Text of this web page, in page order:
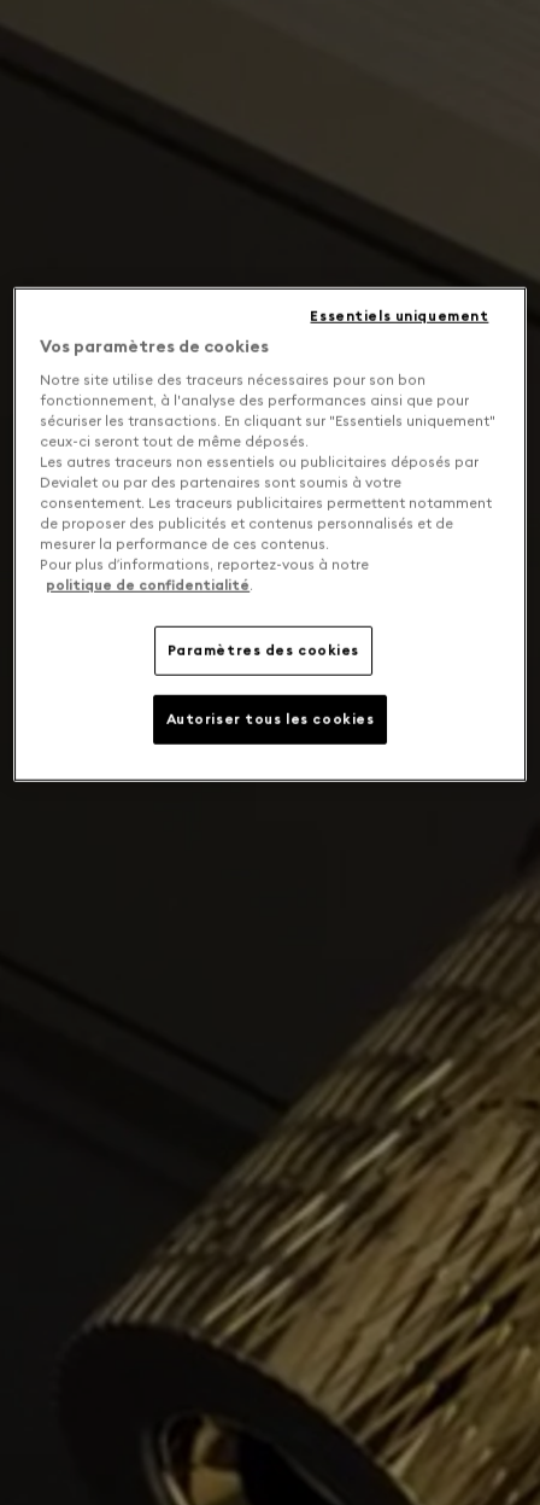
Vos paramètres de cookies
Notre site utilise des traceurs nécessaires pour son bon
fonctionnement, à l'analyse des performances ainsi que pour
sécuriser les transactions. En cliquant sur "Essentiels uniquement"
ceux-ci seront tout de même déposés.
Les autres traceurs non essentiels ou publicitaires déposés par
Devialet ou par des partenaires sont soumis à votre
consentement. Les traceurs publicitaires permettent notamment
de proposer des publicités et contenus personnalisés et de
mesurer la performance de ces contenus.
Pour plus d’informations, reportez-vous à notre
politique de confidentialité.
Paramètres des cookies
Essentiels uniquement
Autoriser tous les cookies